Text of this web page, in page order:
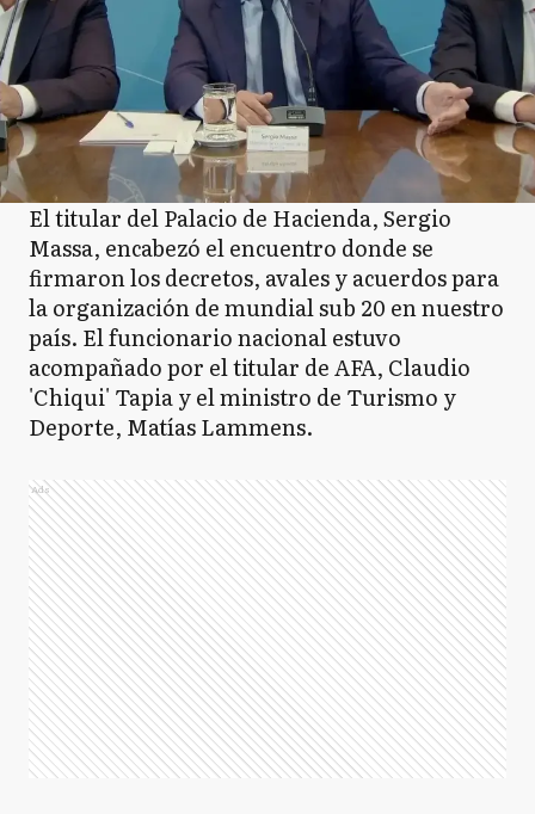
El titular del Palacio de Hacienda, Sergio
Massa, encabezó el encuentro donde se
firmaron los decretos, avales y acuerdos para
la organización de mundial sub 20 en nuestro
país. El funcionario nacional estuvo
acompañado por el titular de AFA, Claudio
'Chiqui' Tapia y el ministro de Turismo y
Deporte, Matías Lammens.
Ads